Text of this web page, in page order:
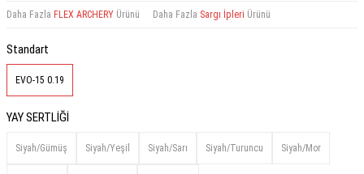
Daha Fazla FLEX ARCHERY Ürünü Daha Fazla Sargı İpleri Ürünü
Standart
EVO-15 0.19
YAY SERTLİĞİ
Siyah/Gümüş Siyah/Yeşil Siyah/Sarı Siyah/Turuncu Siyah/Mor